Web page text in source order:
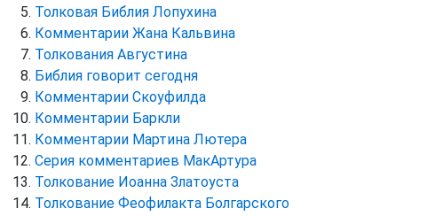
Толковая Библия Лопухина
Комментарии Жана Кальвина
Толкования Августина
Библия говорит сегодня
Комментарии Скоуфилда
Комментарии Баркли
Комментарии Мартина Лютера
Серия комментариев МакАртура
Толкование Иоанна Златоуста
Толкование Феофилакта Болгарского